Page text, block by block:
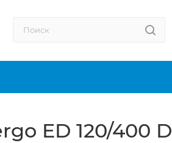
ED 120/400 D